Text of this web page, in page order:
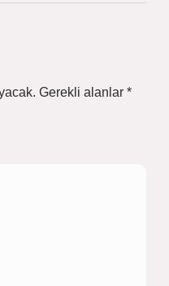
Gerekli alanlar *